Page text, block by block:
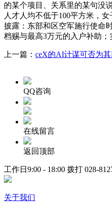
的某个项目、关系里的某句没
人才人均不低于100平方米，
披露：东部和区空军施行使命
档赐与最高3万元的入户补助；
上一篇： ceX的AI计谋可否为
QQ咨询
在线留言
返回顶部
工作日9:00 - 18:00 拨打 028-
关于我们